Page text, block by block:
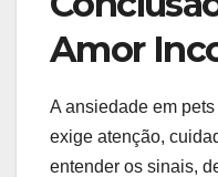
Amor
A ansiedade em
exige atenção,
entender os sinais,